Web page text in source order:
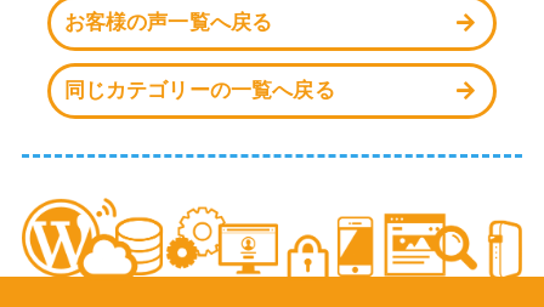
お客様の声一覧へ戻る
同じカテゴリーの一覧へ戻る